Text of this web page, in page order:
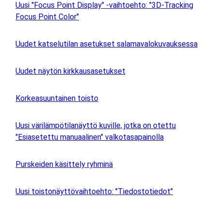
Uusi "Focus Point Display" -vaihtoehto: "3D-Tracking
Focus Point Color"
Uudet katselutilan asetukset salamavalokuvauksessa
Uudet näytön kirkkausasetukset
Korkeasuuntainen toisto
Uusi värilämpötilanäyttö kuville, jotka on otettu
"Esiasetettu manuaalinen" valkotasapainolla
Purskeiden käsittely ryhminä
Uusi toistonäyttövaihtoehto: "Tiedostotiedot"